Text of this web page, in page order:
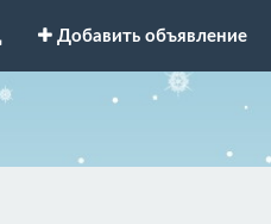
Добавить объявление